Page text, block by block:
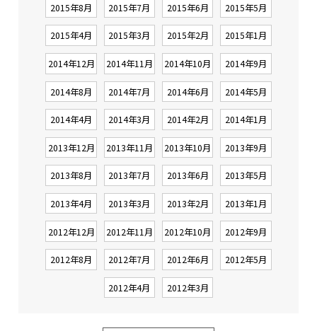
2015年8月 2015年7月 2015年6月 2015年5月
2015年4月 2015年3月 2015年2月 2015年1月
2014年12月 2014年11月 2014年10月 2014年9月
2014年8月 2014年7月 2014年6月 2014年5月
2014年4月 2014年3月 2014年2月 2014年1月
2013年12月 2013年11月 2013年10月 2013年9月
2013年8月 2013年7月 2013年6月 2013年5月
2013年4月 2013年3月 2013年2月 2013年1月
2012年12月 2012年11月 2012年10月 2012年9月
2012年8月 2012年7月 2012年6月 2012年5月
2012年4月 2012年3月